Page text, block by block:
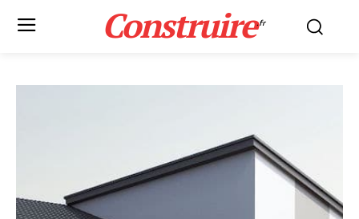
Construire.fr